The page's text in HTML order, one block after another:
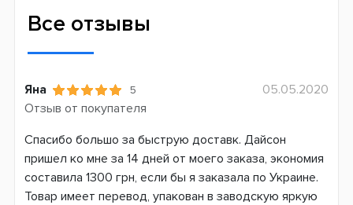
Петля для подвешивания
Функциональные особенности
Ионизация
Подача холодного воздуха
Вращение насадки
Все отзывы
Яна 5
Отзыв от покупателя
05.05.2020
Спасибо большо за быструю доставк. Дайсон
пришел ко мне за 14 дней от моего заказа, экономия
составила 1300 грн, если бы я заказала по Украине.
Товар имеет перевод, упакован в заводскую яркую